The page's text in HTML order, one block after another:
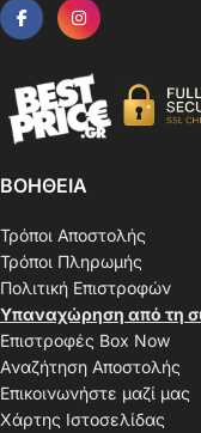
ΒΟΗΘΕΙΑ
Τρόποι Αποστολής
Τρόποι Πληρωμής
Πολιτική Επιστροφών
Υπαναχώρηση από τη
Επιστροφές Box Now
Αναζήτηση Αποστολής
Επικοινωνήστε μαζί μας
Χάρτης Ιστοσελίδας